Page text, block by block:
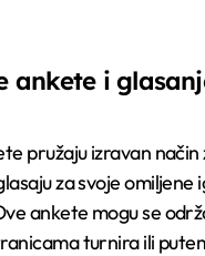
ankete i
pružaju izravan način
za svoje omiljene
ankete mogu se
turnira ili